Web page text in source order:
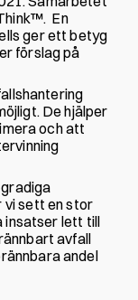
En
ger ett betyg
förslag på
De hjälper
och att
vi sett en stor
insatser lett till
avfall
andel